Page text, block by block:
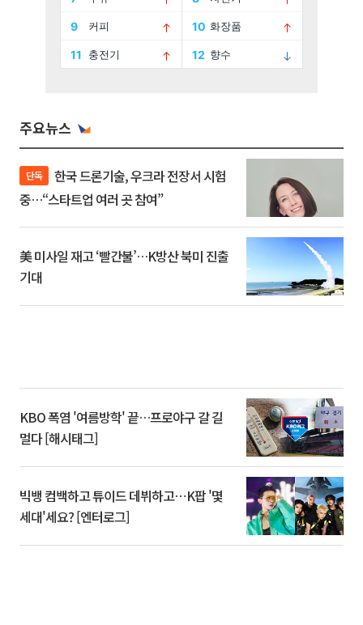
주요뉴스
단독
중…“스타트업 여러 곳 참여”
美 미사일 재고 ‘빨간불’…K방산 북미 진출
기대
KBO 폭염 '여름방학' 끝…프로야구 갈 길
멀다 [해시태그]
빅뱅 컴백하고 튜이드 데뷔하고⋯K팝 '몇
세대'세요? [엔터로그]